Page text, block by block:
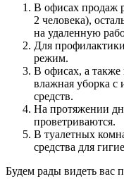
В офисах продаж
2 человека),
на удаленную
Для
режим.
В офисах, а также
влажная уборка
средств.
На протяжении
проветриваются.
В туалетных
средства для
Будем рады видеть вас